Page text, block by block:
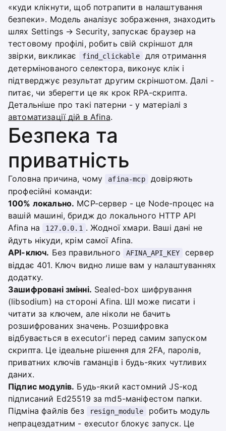
«куди клікнути, щоб потрапити в налаштування
безпеки». Модель аналізує зображення, знаходить
шлях Settings → Security, запускає браузер на
тестовому профілі, робить свій скріншот для
звірки, викликає
find_clickable
для отримання
детермінованого селектора, виконує клік і
підтверджує результат другим скріншотом. Далі -
питає, чи зберегти це як крок RPA-скрипта.
Детальніше про такі патерни - у матеріалі з
автоматизації дій в Afina.
Безпека та
приватність
Головна причина, чому afina-mcp
довіряють
професійні команди:
100% локально. MCP-сервер - це Node-процес на
вашій машині, бридж до локального HTTP API
Afina на
127.0.0.1 . Жодної хмари. Ваші дані не
йдуть нікуди, крім самої Afina.
API-ключ. Без правильного AFINA_API_KEY
сервер
віддає 401. Ключ видно лише вам у налаштуваннях
додатку.
Зашифровані змінні. Sealed-box шифрування
(libsodium) на стороні Afina. ШІ може писати і
читати за ключем, але ніколи не бачить
розшифрованих значень. Розшифровка
відбувається в executor'і перед самим запуском
скрипта. Це ідеальне рішення для 2FA, паролів,
приватних ключів гаманців і будь-яких чутливих
даних.
Підпис модулів. Будь-який кастомний JS-код
підписаний Ed25519 за md5-маніфестом папки.
Підміна файлів без
resign_module
робить модуль
непрацездатним - executor блокує запуск. Це